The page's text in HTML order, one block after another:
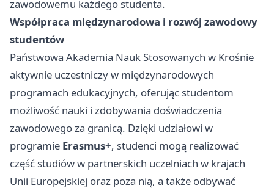
zawodowemu każdego studenta.
Współpraca międzynarodowa i rozwój zawodowy
studentów
Państwowa Akademia Nauk Stosowanych w Krośnie
aktywnie uczestniczy w międzynarodowych
programach edukacyjnych, oferując studentom
możliwość nauki i zdobywania doświadczenia
zawodowego za granicą. Dzięki udziałowi w
programie Erasmus+, studenci mogą realizować
część studiów w partnerskich uczelniach w krajach
Unii Europejskiej oraz poza nią, a także odbywać